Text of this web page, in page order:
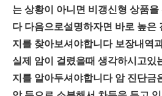
는 상황이 아니면 비갱신형 상품을
다 다음으로설명하자면 바로 높은
지를 찾아보셔야합니다 보장내역
실제 암이 걸렸을때 생각하시고있
지를 알아두셔야합니다 암 진단금